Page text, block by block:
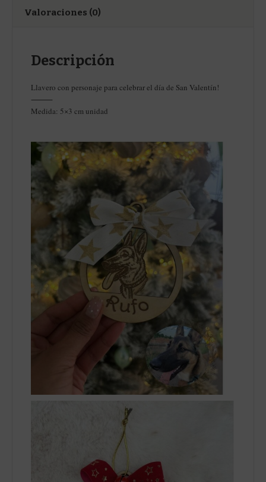
Valoraciones (0)
Descripción
Llavero con personaje para celebrar el día de San Valentín!
⸻
Medida: 5×3 cm unidad